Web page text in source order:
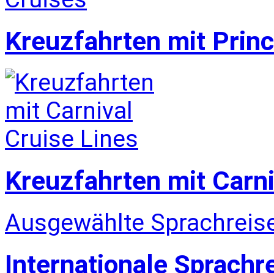
Kreuzfahrten mit
Kreuzfahrten mit
Ausgewählte
Internationale